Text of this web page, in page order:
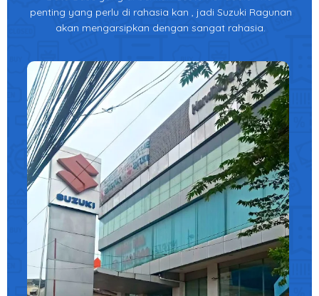
penting yang perlu di rahasia kan , jadi Suzuki Ragunan
akan mengarsipkan dengan sangat rahasia.